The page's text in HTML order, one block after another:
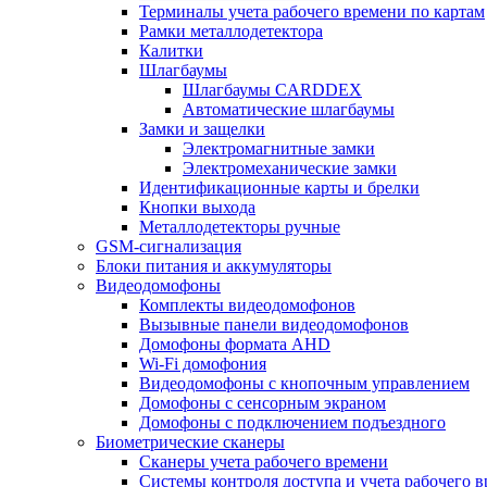
Терминалы учета рабочего времени по картам
Рамки металлодетектора
Калитки
Шлагбаумы
Шлагбаумы CARDDEX
Автоматические шлагбаумы
Замки и защелки
Электромагнитные замки
Электромеханические замки
Идентификационные карты и брелки
Кнопки выхода
Металлодетекторы ручные
GSM-сигнализация
Блоки питания и аккумуляторы
Видеодомофоны
Комплекты видеодомофонов
Вызывные панели видеодомофонов
Домофоны формата AHD
Wi-Fi домофония
Видеодомофоны с кнопочным управлением
Домофоны с сенсорным экраном
Домофоны с подключением подъездного
Биометрические сканеры
Сканеры учета рабочего времени
Системы контроля доступа и учета рабочего